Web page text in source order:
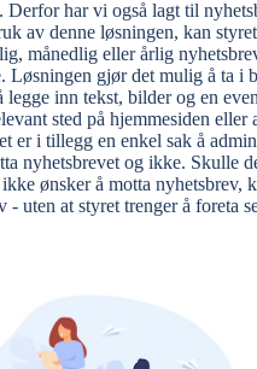
Derfor har vi også lagt til
av denne løsningen, kan
månedlig eller årlig
Løsningen gjør det mulig å ta i
legge inn tekst, bilder og en
sted på hjemmesiden eller
er i tillegg en enkel sak å
nyhetsbrevet og ikke. Skulle
ønsker å motta nyhetsbrev,
- uten at styret trenger å foreta